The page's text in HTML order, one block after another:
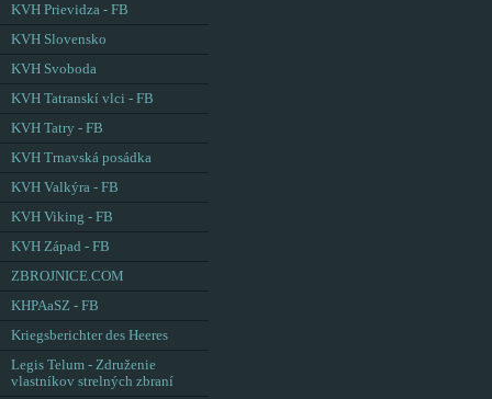
KVH Prievidza - FB
KVH Slovensko
KVH Svoboda
KVH Tatranskí vlci - FB
KVH Tatry - FB
KVH Trnavská posádka
KVH Valkýra - FB
KVH Viking - FB
KVH Západ - FB
ZBROJNICE.COM
KHPAaSZ - FB
Kriegsberichter des Heeres
Legis Telum - Združenie
vlastníkov strelných zbraní